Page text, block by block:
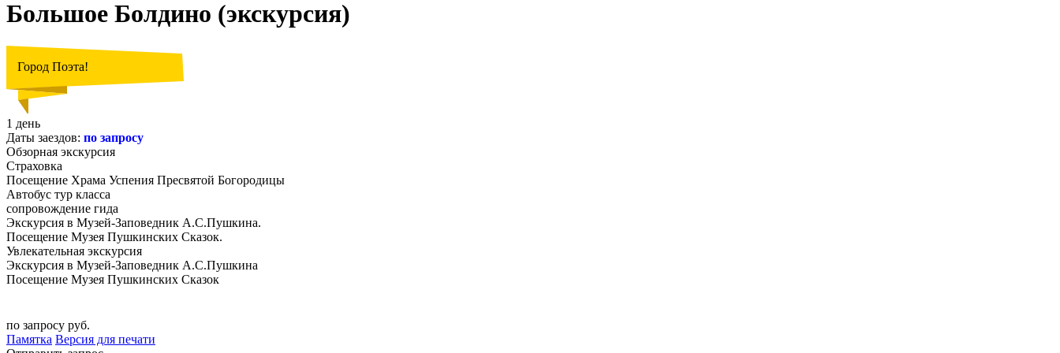
Большое Болдино (экскурсия)
Город Поэта!
1 день
Даты заездов: по запросу
Обзорная экскурсия
Страховка
Посещение Храма Успения Пресвятой Богородицы
Автобус тур класса
сопровождение гида
Экскурсия в Музей-Заповедник А.С.Пушкина.
Посещение Музея Пушкинских Сказок.
Увлекательная экскурсия
Экскурсия в Музей-Заповедник А.С.Пушкина
Посещение Музея Пушкинских Сказок
по запросу руб.
Памятка Версия для печати